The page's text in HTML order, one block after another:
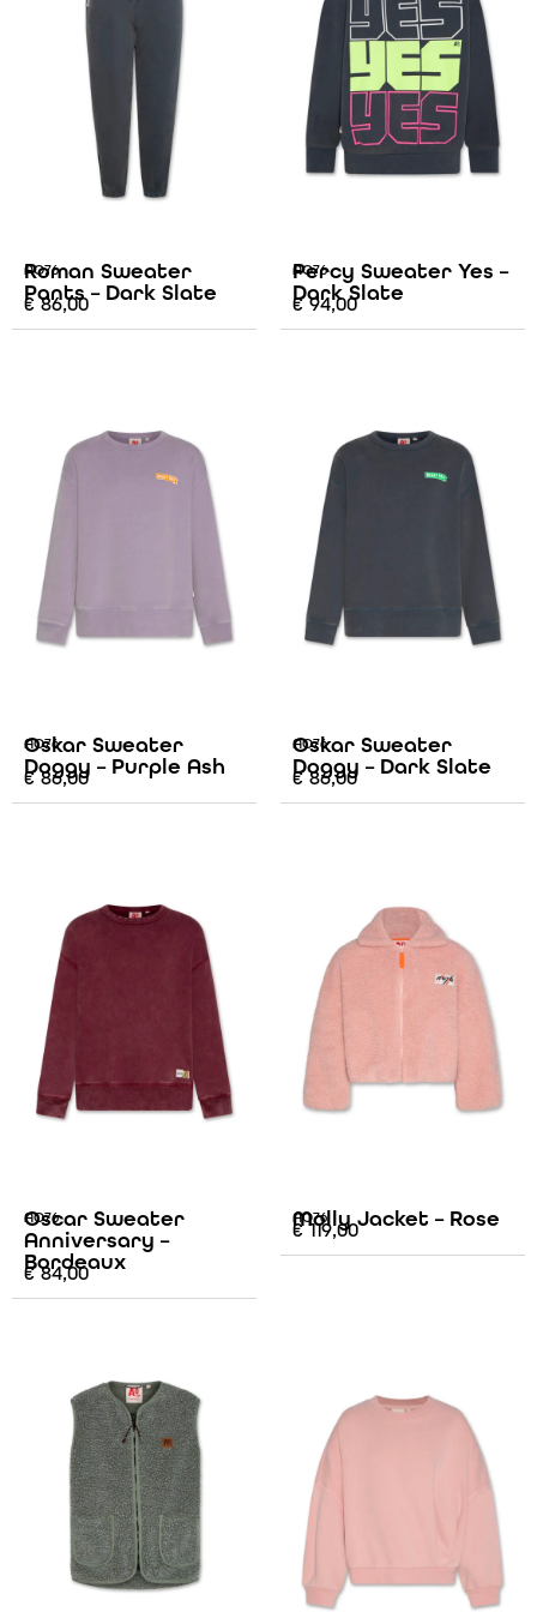
AO76
Roman Sweater
Pants – Dark Slate
€86,00
AO76
Percy Sweater Yes –
Dark Slate
€94,00
AO76
Oskar Sweater
Doggy – Purple Ash
€86,00
AO76
Oskar Sweater
Doggy – Dark Slate
€86,00
AO76
Oscar Sweater
Anniversary –
Bordeaux
€84,00
AO76
Molly Jacket – Rose
€119,00